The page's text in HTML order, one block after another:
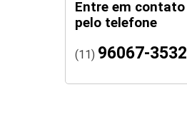
Entre em contato
pelo telefone
(11) 96067-3532